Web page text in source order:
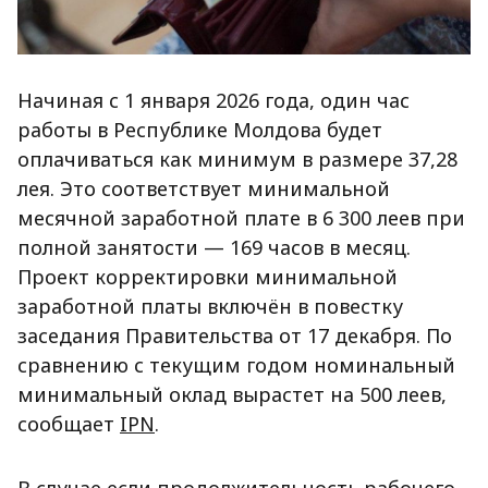
Начиная с 1 января 2026 года, один час
работы в Республике Молдова будет
оплачиваться как минимум в размере 37,28
лея. Это соответствует минимальной
месячной заработной плате в 6 300 леев при
полной занятости — 169 часов в месяц.
Проект корректировки минимальной
заработной платы включён в повестку
заседания Правительства от 17 декабря. По
сравнению с текущим годом номинальный
минимальный оклад вырастет на 500 леев,
сообщает IPN.